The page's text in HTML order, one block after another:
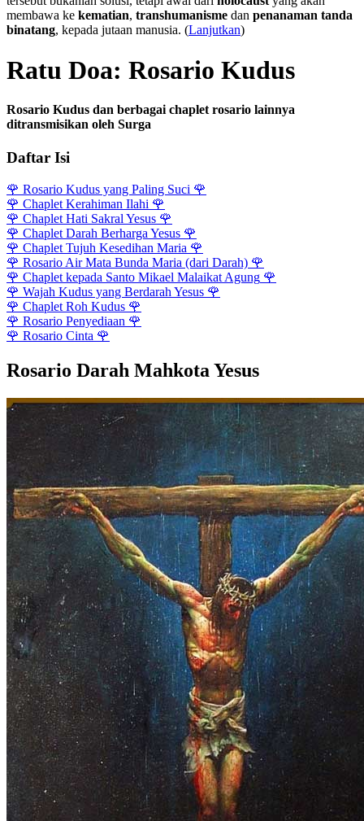
membawa ke kematian, transhumanisme dan penanaman tanda
binatang, kepada jutaan manusia. (Lanjutkan)
Ratu Doa: Rosario Kudus
Rosario Kudus dan berbagai chaplet rosario lainnya
ditransmisikan oleh Surga
Daftar Isi
🌹 Rosario Kudus yang Paling Suci 🌹
🌹 Chaplet Kerahiman Ilahi 🌹
🌹 Chaplet Hati Sakral Yesus 🌹
🌹 Chaplet Darah Berharga Yesus 🌹
🌹 Chaplet Tujuh Kesedihan Maria 🌹
🌹 Rosario Air Mata Bunda Maria (dari Darah) 🌹
🌹 Chaplet kepada Santo Mikael Malaikat Agung 🌹
🌹 Wajah Kudus yang Berdarah Yesus 🌹
🌹 Chaplet Roh Kudus 🌹
🌹 Rosario Penyediaan 🌹
🌹 Rosario Cinta 🌹
Rosario Darah Mahkota Yesus